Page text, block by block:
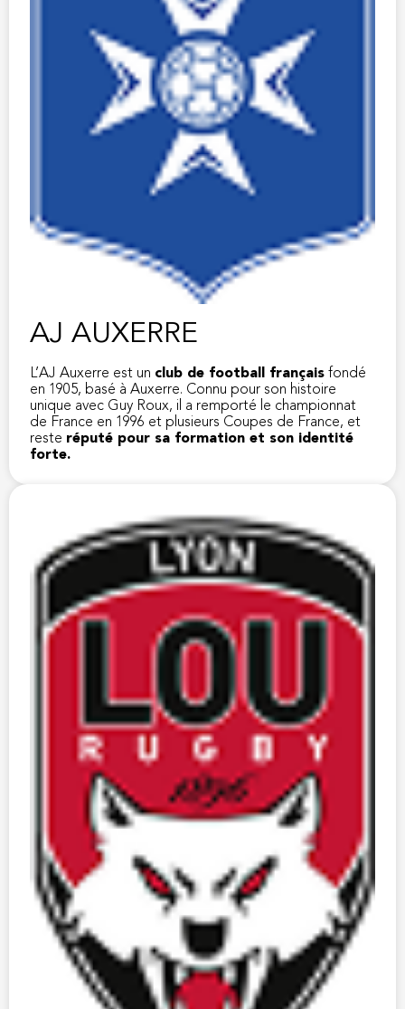
AJ AUXERRE
L’AJ Auxerre est un club de football français fondé
en 1905, basé à Auxerre. Connu pour son histoire
unique avec Guy Roux, il a remporté le championnat
de France en 1996 et plusieurs Coupes de France, et
reste réputé pour sa formation et son identité
forte.